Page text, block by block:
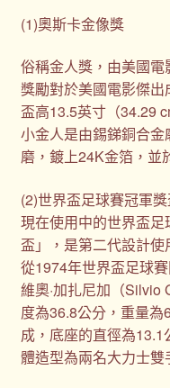
(1)奧斯卡金像獎
俗稱金人獎，由美國
獎勵對於美國電影傑
盃高13.5英寸（34.29
小金人是由錫銻銅合
磨，鍍上24K金箔，並
(2)世界盃足球賽冠軍
現在使用中的世界盃
盃」，是第二代設計
從1974年世界盃足球
維奧·加扎尼加（Silvio
度為36.8公分，重量
成，底座的直徑為
體造型為兩名大力士雙